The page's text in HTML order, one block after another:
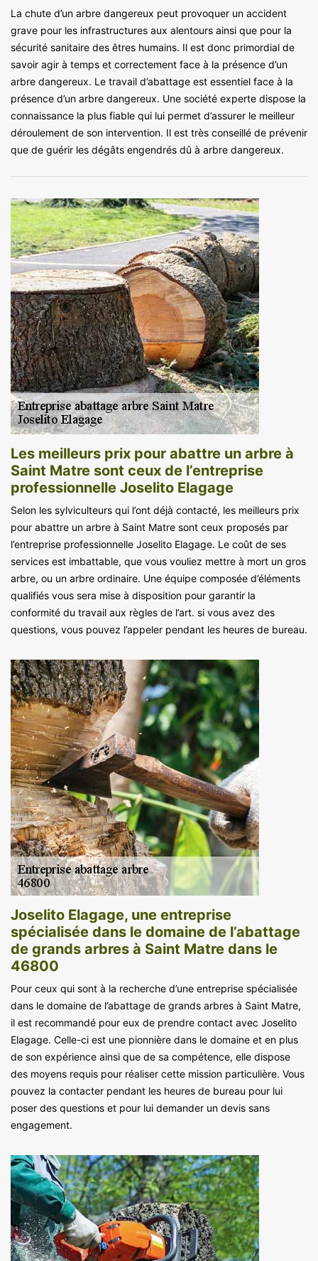
La chute d’un arbre dangereux peut provoquer un accident
grave pour les infrastructures aux alentours ainsi que pour la
sécurité sanitaire des êtres humains. Il est donc primordial de
savoir agir à temps et correctement face à la présence d’un
arbre dangereux. Le travail d’abattage est essentiel face à la
présence d’un arbre dangereux. Une société experte dispose la
connaissance la plus fiable qui lui permet d’assurer le meilleur
déroulement de son intervention. Il est très conseillé de prévenir
que de guérir les dégâts engendrés dû à arbre dangereux.
Les meilleurs prix pour abattre un arbre à
Saint Matre sont ceux de l’entreprise
professionnelle Joselito Elagage
Selon les sylviculteurs qui l’ont déjà contacté, les meilleurs prix
pour abattre un arbre à Saint Matre sont ceux proposés par
l’entreprise professionnelle Joselito Elagage. Le coût de ses
services est imbattable, que vous vouliez mettre à mort un gros
arbre, ou un arbre ordinaire. Une équipe composée d’éléments
qualifiés vous sera mise à disposition pour garantir la
conformité du travail aux règles de l’art. si vous avez des
questions, vous pouvez l’appeler pendant les heures de bureau.
Joselito Elagage, une entreprise
spécialisée dans le domaine de l’abattage
de grands arbres à Saint Matre dans le
46800
Pour ceux qui sont à la recherche d’une entreprise spécialisée
dans le domaine de l’abattage de grands arbres à Saint Matre,
il est recommandé pour eux de prendre contact avec Joselito
Elagage. Celle-ci est une pionnière dans le domaine et en plus
de son expérience ainsi que de sa compétence, elle dispose
des moyens requis pour réaliser cette mission particulière. Vous
pouvez la contacter pendant les heures de bureau pour lui
poser des questions et pour lui demander un devis sans
engagement.